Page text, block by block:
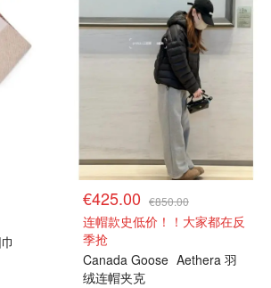
€425.00 €850.00
连帽款史低价！！大家都在反
季抢
Canada Goose Aethera 羽
绒连帽夹克